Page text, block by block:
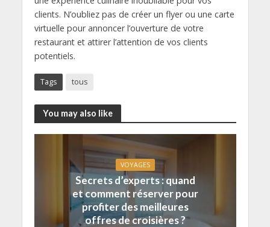
clients. N’oubliez pas de créer un flyer ou une carte
virtuelle pour annoncer l’ouverture de votre
restaurant et attirer l’attention de vos clients
potentiels.
Tags tous
You may also like
VOYAGES
Secrets d’experts : quand
et comment réserver pour
profiter des meilleures
offres de croisières ?